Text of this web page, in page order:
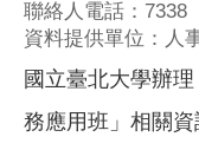
聯絡人電話：7338
資料提供單位：人
國立臺北大學辦
務應用班」相關